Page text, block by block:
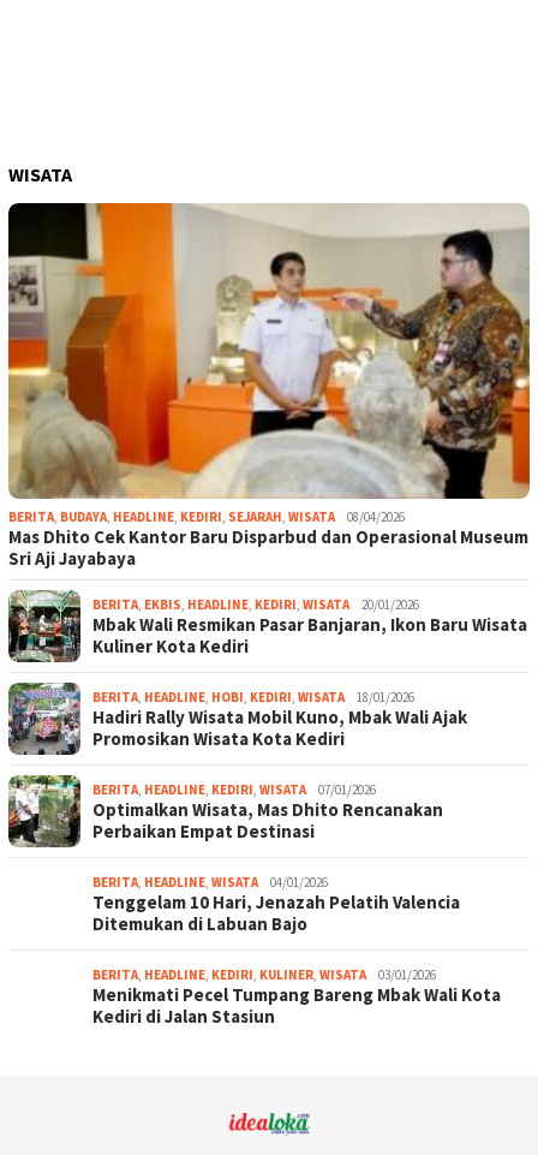
WISATA
BERITA BUDAYA HEADLINE KEDIRI SEJARAH WISATA 08/04/2026
Mas Dhito Cek Kantor Baru Disparbud dan Operasional Museum
Sri Aji Jayabaya
BERITA EKBIS HEADLINE KEDIRI WISATA 20/01/2026
Mbak Wali Resmikan Pasar Banjaran, Ikon Baru Wisata
Kuliner Kota Kediri
BERITA HEADLINE HOBI KEDIRI WISATA 18/01/2026
Hadiri Rally Wisata Mobil Kuno, Mbak Wali Ajak
Promosikan Wisata Kota Kediri
BERITA HEADLINE KEDIRI WISATA 07/01/2026
Optimalkan Wisata, Mas Dhito Rencanakan
Perbaikan Empat Destinasi
BERITA HEADLINE WISATA 04/01/2026
Tenggelam 10 Hari, Jenazah Pelatih Valencia
Ditemukan di Labuan Bajo
BERITA HEADLINE KEDIRI KULINER WISATA 03/01/2026
Menikmati Pecel Tumpang Bareng Mbak Wali Kota
Kediri di Jalan Stasiun